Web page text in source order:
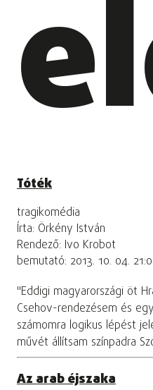
Tóték
tragikomédia
Írta: Örkény István
Rendező: Ivo Krobot
bemutató: 2013. 10. 04.
"Eddigi magyarországi öt
Csehov-rendezésem és
számomra logikus lépést
művét állítsam színpadra
Az arab éjszaka